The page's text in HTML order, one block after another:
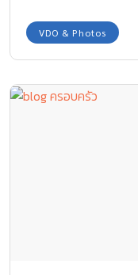
ปลูกฝังให้ลูกชอบเรียนภ
ภาษา มีจุดเริ่มต้นจากกา
รายการ Kids Talk ในช่ว
ไรท์ อาจารย์สอนภาษา
VDO & Photos